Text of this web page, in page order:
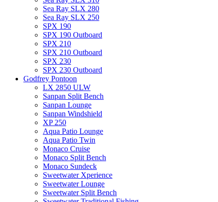
Sea Ray SLX 280
Sea Ray SLX 250
SPX 190
SPX 190 Outboard
SPX 210
SPX 210 Outboard
SPX 230
SPX 230 Outboard
Godfrey Pontoon
LX 2850 ULW
Sanpan Split Bench
Sanpan Lounge
Sanpan Windshield
XP 250
Aqua Patio Lounge
Aqua Patio Twin
Monaco Cruise
Monaco Split Bench
Monaco Sundeck
Sweetwater Xperience
Sweetwater Lounge
Sweetwater Split Bench